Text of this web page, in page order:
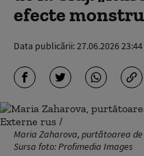
efecte
Data publicării:27.06.2026 23:44
Maria Zaharova, purtătoarea
Sursa foto: Profimedia Images